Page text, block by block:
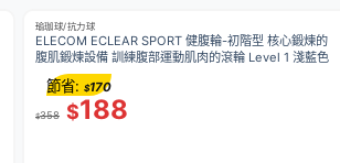
瑜珈球/抗力球
ELECOM ECLEAR SPORT 健腹輪-初階型 核心鍛煉的
腹肌鍛煉設備 訓練腹部運動肌肉的滾輪 Level 1 淺藍色
$358 $188
節省: $170